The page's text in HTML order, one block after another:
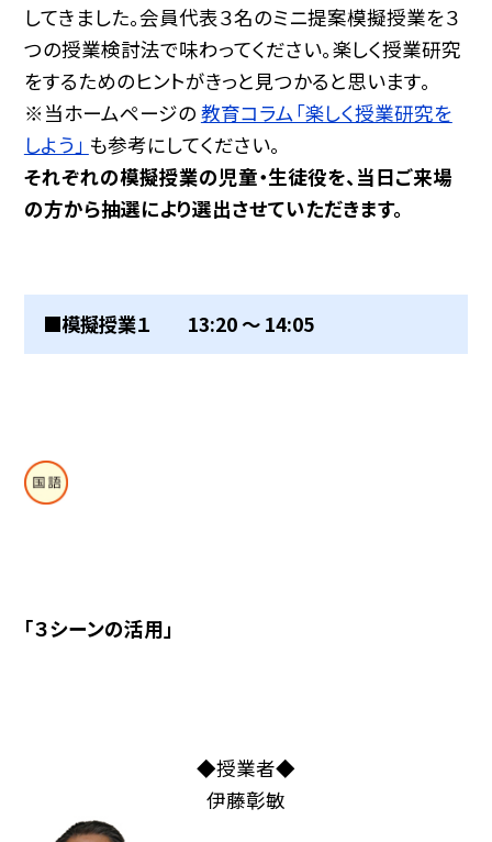
してきました。会員代表３名のミニ提案模擬授業を３
つの授業検討法で味わってください。楽しく授業研究
をするためのヒントがきっと見つかると思います。
※当ホームページの 教育コラム「楽しく授業研究を
しよう」 も参考にしてください。
それぞれの模擬授業の児童・生徒役を、当日ご来場
の方から抽選により選出させていただきます。
■模擬授業１ 13:20 〜 14:05
「３シーンの活用」
◆授業者◆
伊藤彰敏